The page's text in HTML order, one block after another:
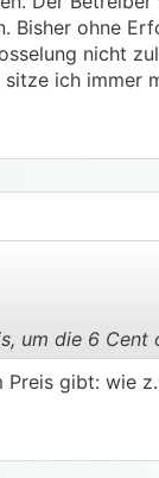
ohne
nicht
ich immer
um die 6 Cent
gibt: wie